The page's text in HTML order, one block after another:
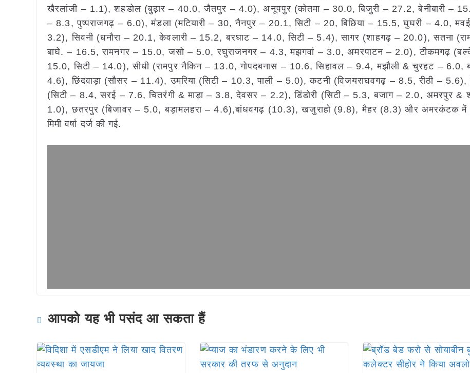
खैरलांजी – 1.1), शहडोल (बुढ़ार – 40.0, जैतपुर – 4.0), अनूपपुर (कोतमा – 30.0, बिजुरी – 27.2, बेनीबारी –
– 8.3, पुष्पराजगढ़ – 6.0), मंडला (मटियारी – 30, नैनपुर – 20.1, सिटी – 20, बिछिया – 15.5, घुघरी – 4.0,
3.2), सिवनी (धनौरा – 20.1, केवलारी – 15.2, बरघाट – 14.0, सिटी – 5.4), सागर (शाहगढ़ – 20.0), सतना
बाघे. – 16.5, रामनगर – 15.0, जसो – 5.0, रघुराजनगर – 4.3, मझगवां – 3.0, अमरपाटन – 2.0), टीकमगढ़
15.0, सिटी – 14.0), सीधी (रामपुर नैकिन – 13.0, गोपदबनास – 10.6, सिहावल – 9.4, मझौली & चुरहट – 6.0,
4.6), छिंदवाड़ा (सौसर – 11.4), उमरिया (सिटी – 10.3, पाली – 5.0), कटनी (विजयराघवगढ़ – 8.5, रीठी – 5.6),
(सिटी – 8.4, सरई – 7.6, चितरंगी & माड़ा – 3.8, देवसर – 2.2), डिंडोरी (सिटी – 5.3, बजाग – 2.0, अमरपुर &
1.0), छतरपुर (बिजावर – 5.0, बड़ामलहरा – 4.6),बांधवगढ़ (10.3), खजुराहो (9.8), मैहर (8.3) और अमरकंटक
मिमी वर्षा दर्ज की गई.
आपको यह भी पसंद आ सकता हैं